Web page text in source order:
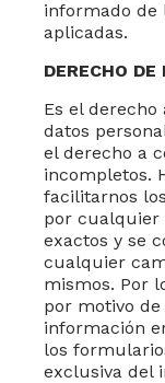
informado de
aplicadas.
DERECHO
Es el
datos
el derecho a
incompletos.
facilitarnos
por cualquier
exactos y se
cualquier
mismos. Por
por motivo
información
los
exclusiva del